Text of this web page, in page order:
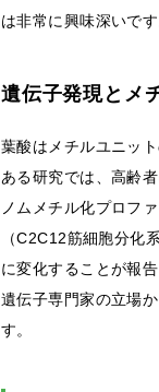
は非常に興味深いです
遺伝子発現とメ
葉酸はメチルユニッ
ある研究では、高齢
ノムメチル化プロフ
（C2C12筋細胞分化
に変化することが報告
遺伝子専門家の立場
す。